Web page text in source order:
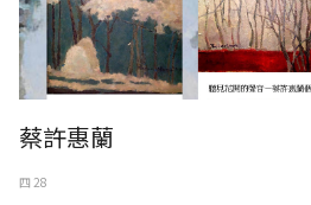
蔡許惠蘭
四 28